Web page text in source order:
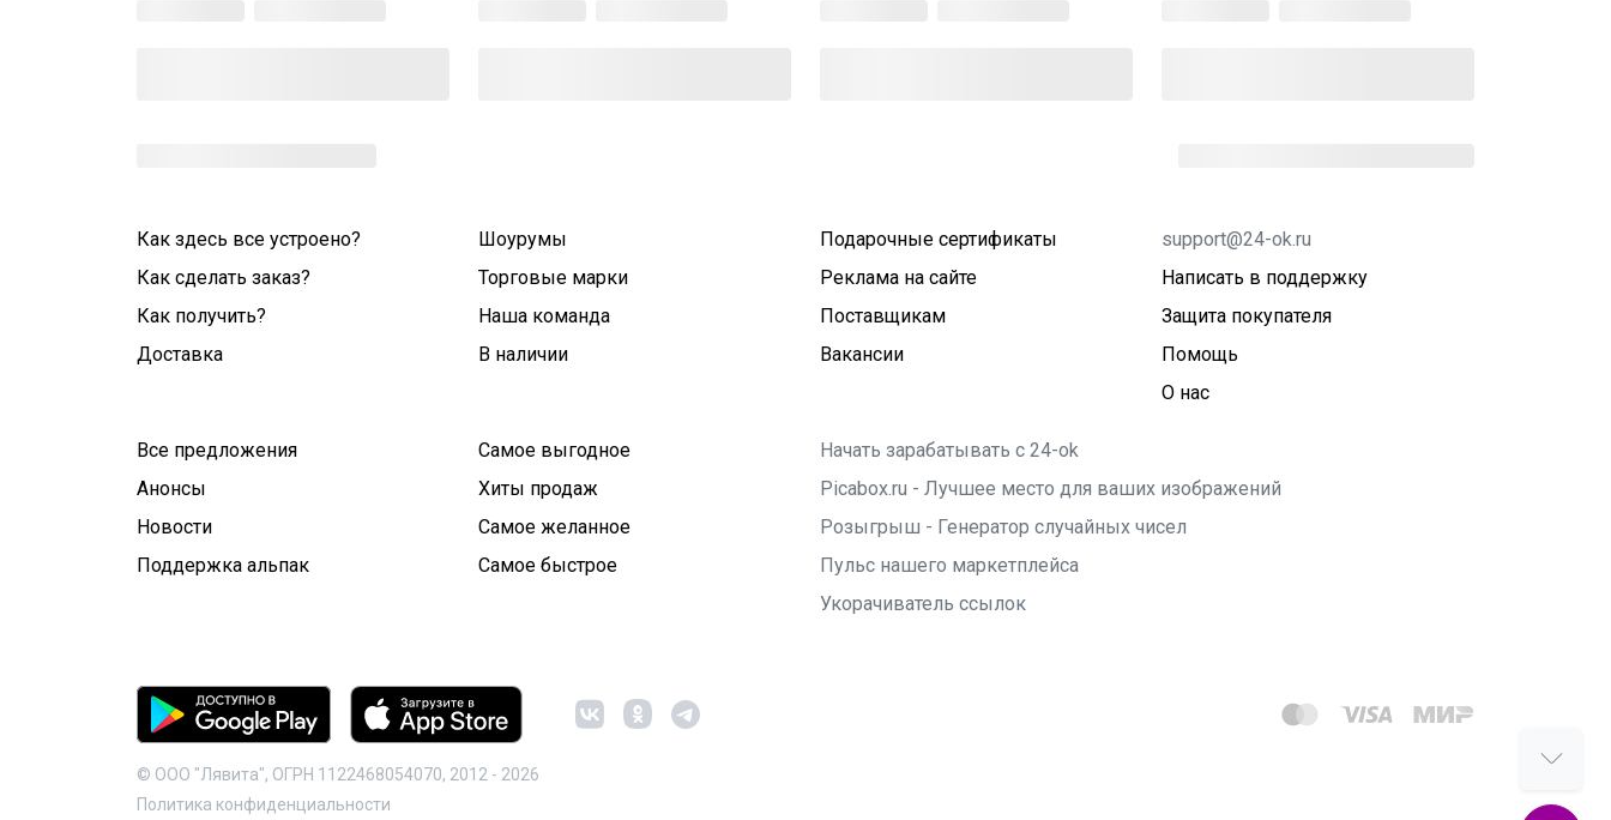
Как здесь все устроено?
Как сделать заказ?
Как получить?
Доставка
Шоурумы
Торговые марки
Наша команда
В наличии
Подарочные сертификаты
Реклама на сайте
Поставщикам
Вакансии
support@24-ok.ru
Написать в поддержку
Защита покупателя
Помощь
О нас
Все предложения
Анонсы
Новости
Поддержка альпак
Самое выгодное
Хиты продаж
Самое желанное
Самое быстрое
Начать зарабатывать с 24-ok
Picabox.ru - Лучшее место для ваших изображений
Розыгрыш - Генератор случайных чисел
Пульс нашего маркетплейса
Укорачиватель ссылок
© ООО "Лявита", ОГРН 1122468054070, 2012 - 2026
Политика конфиденциальности